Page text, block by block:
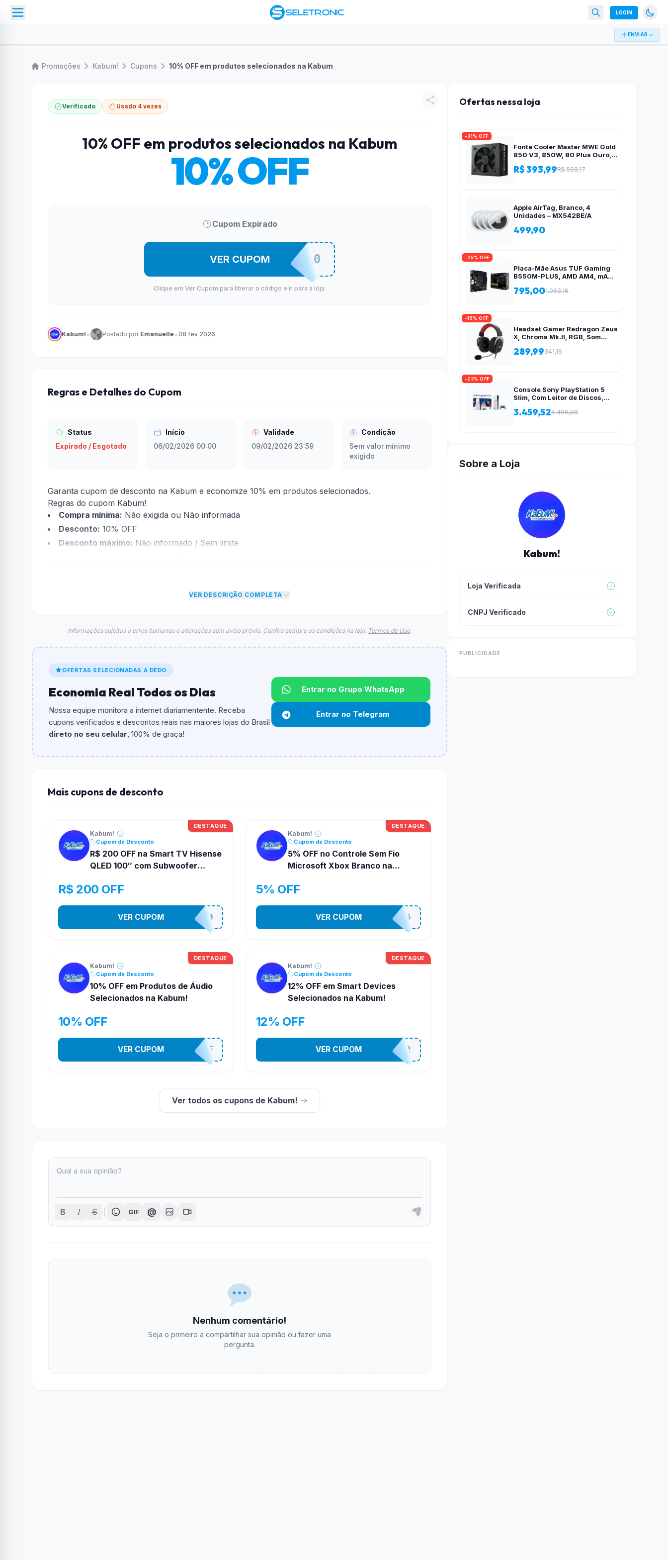
LOGIN
ENVIAR
Promoções Kabum! Cupons 10% OFF em produtos selecionados na Kabum
Verificado Usado 4 vezes
10% OFF em produtos selecionados na Kabum
10% OFF
Cupom Expirado
BOREAL10
VER CUPOM
Clique em Ver Cupom para liberar o código e ir para a loja.
Kabum! • Postado por Emanuelle •08 fev 2026
Regras e Detalhes do Cupom
Status
Expirado / Esgotado
Início
06/02/2026 00:00
Validade
09/02/2026 23:59
Condição
Sem valor mínimo
exigido
Garanta cupom de desconto na Kabum e economize 10% em produtos selecionados.
Regras do cupom Kabum!
Compra mínima: Não exigida ou Não informada
Desconto: 10% OFF
Desconto máximo: Não informado / Sem limite
econtradas informações sobre restrição de teto máximo para esse cupom.
O código é
BOREAL10
De quanto é o desconto?
O valor minimo de compra é Não exigido ou Não informado.
Qual é o desconto máximo?
Não informado ou sem limite.
VER DESCRIÇÃO COMPLETA
Informações sujeitas a erros humanos e alterações sem aviso prévio. Confira sempre as condições na loja. Termos de Uso.
OFERTAS SELECIONADAS A DEDO
Economia Real Todos os Dias
Nossa equipe monitora a internet diariamentente. Receba
cupons verificados e descontos reais nas maiores lojas do Brasil
direto no seu celular, 100% de graça!
Entrar no Grupo WhatsApp
Entrar no Telegram
Mais cupons de desconto
DESTAQUE
Kabum!
Cupom de Desconto
R$ 200 OFF na Smart TV Hisense
QLED 100″ com Subwoofer
R$ 200 OFF
TELAO200
VER CUPOM
DESTAQUE
Kabum!
Cupom de Desconto
5% OFF no Controle Sem Fio
Microsoft Xbox Branco na
5% OFF
CONTRL5
VER CUPOM
DESTAQUE
Kabum!
Cupom de Desconto
10% OFF em Produtos de Áudio
Selecionados na Kabum!
10% OFF
SOM10OFF
VER CUPOM
DESTAQUE
Kabum!
Cupom de Desconto
12% OFF em Smart Devices
Selecionados na Kabum!
12% OFF
SMARTESTADAO12
VER CUPOM
Ver todos os cupons de Kabum!
B I S GIF @
Nenhum comentário!
Seja o primeiro a compartilhar sua opinião ou fazer uma
pergunta.
Ofertas nessa loja
-31% OFF
Fonte Cooler Master MWE Gold
850 V3, 850W, 80 Plus Ouro,
8506-ACAG-BBR
R$ 393,99R$ 568,17
Apple AirTag, Branco, 4
Unidades – MX542BE/A
499,90
-25% OFF
Placa-Mãe Asus TUF Gaming
B550M-PLUS, AMD AM4, mATX
– 90MB14A0-C1BAY0
795,001.063,16
-15% OFF
Headset Gamer Redragon Zeus
X, Chroma Mk.II, RGB, Som
USB, Preto e Vermelho – H510-
289,99341,16
-23% OFF
Console Sony PlayStation 5
Slim, Com Leitor de Discos,
DualSense + 2 Jogos –
3.459,524.499,00
Sobre a Loja
Kabum!
Loja Verificada
CNPJ Verificado
PUBLICIDADE